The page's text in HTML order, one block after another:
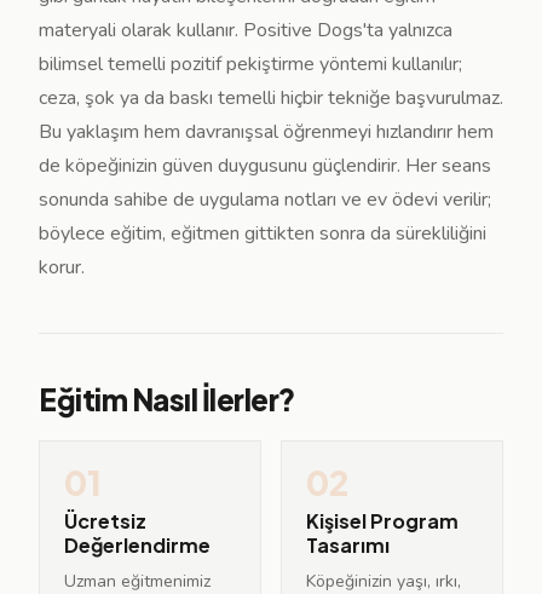
materyali olarak kullanır. Positive Dogs'ta yalnızca
bilimsel temelli pozitif pekiştirme yöntemi kullanılır;
ceza, şok ya da baskı temelli hiçbir tekniğe başvurulmaz.
Bu yaklaşım hem davranışsal öğrenmeyi hızlandırır hem
de köpeğinizin güven duygusunu güçlendirir. Her seans
sonunda sahibe de uygulama notları ve ev ödevi verilir;
böylece eğitim, eğitmen gittikten sonra da sürekliliğini
korur.
Eğitim Nasıl İlerler?
01
Ücretsiz
Değerlendirme
Uzman eğitmenimiz
02
Kişisel Program
Tasarımı
Köpeğinizin yaşı, ırkı,